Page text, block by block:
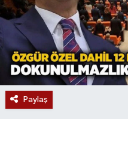
Paylaş
DUNYA
Düzce
Eğitim
Ekonomi